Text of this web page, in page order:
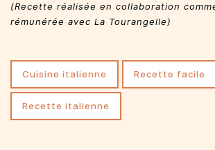
(Recette réalisée en collaboration
rémunérée avec La Tourangelle)
cuisine italienne recette facile
recette italienne